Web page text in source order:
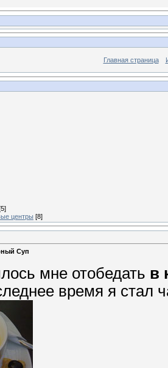
Главная страница
центры [8]
Суп
мне отобедать в
время я стал